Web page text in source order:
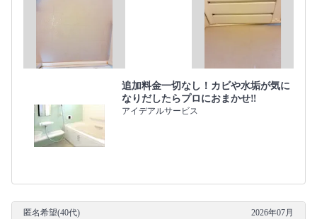
追加料金一切なし！カビや水垢が気に
なりだしたらプロにおまかせ‼︎
アイデアルサービス
匿名希望(40代) 2026年07月